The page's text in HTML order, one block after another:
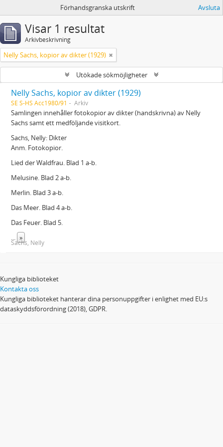
Förhandsgranska utskrift Avsluta
Visar 1 resultat
Arkivbeskrivning
Nelly Sachs, kopior av dikter (1929)
Utökade sökmöjligheter
Nelly Sachs, kopior av dikter (1929)
SE S-HS Acc1980/91 Arkiv
Samlingen innehåller fotokopior av dikter (handskrivna) av Nelly
Sachs samt ett medföljande visitkort.
Sachs, Nelly: Dikter
Anm. Fotokopior.
Lied der Waldfrau. Blad 1 a-b.
Melusine. Blad 2 a-b.
Merlin. Blad 3 a-b.
Das Meer. Blad 4 a-b.
Das Feuer. Blad 5.
... »
Sachs, Nelly
Kungliga biblioteket
Kontakta oss
Kungliga biblioteket hanterar dina personuppgifter i enlighet med EU:s
dataskyddsförordning (2018), GDPR.